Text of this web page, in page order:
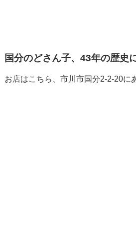
国分のどさん子、43年の歴史
お店はこちら、市川市国分2-2-20に